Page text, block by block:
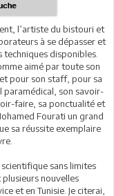
l’artiste du bistouri et
à se dépasser et
disponibles.
aimé par toute son
pour son staff, pour sa
paramédical, son savoir-
faire, sa ponctualité et
Fourati un grand
sa réussite exemplaire
sans limites
nouvelles
et en Tunisie. Je citerai,